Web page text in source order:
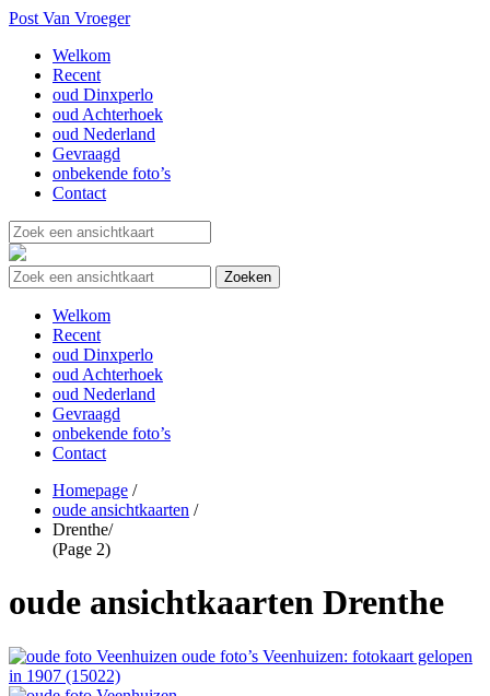
Post Van Vroeger
Welkom
Recent
oud Dinxperlo
oud Achterhoek
oud Nederland
Gevraagd
onbekende foto’s
Contact
Welkom
Recent
oud Dinxperlo
oud Achterhoek
oud Nederland
Gevraagd
onbekende foto’s
Contact
Homepage /
oude ansichtkaarten /
Drenthe/
(Page 2)
oude ansichtkaarten Drenthe
oude foto’s Veenhuizen: fotokaart gelopen
in 1907 (15022)